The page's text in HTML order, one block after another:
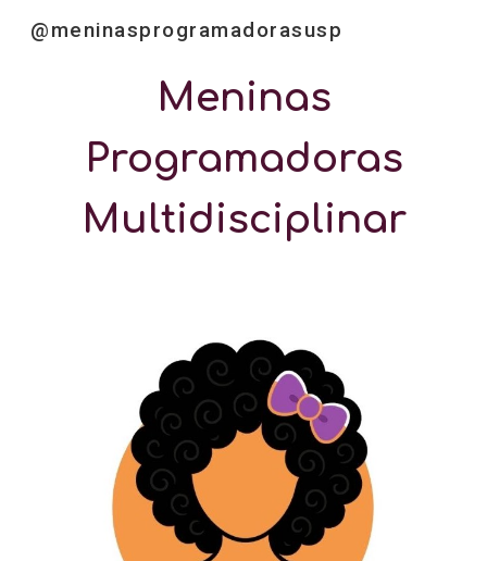
Skip to main content Skip to navigation
@meninasprogramadorasusp
Meninas
Programadoras
Multidisciplinar